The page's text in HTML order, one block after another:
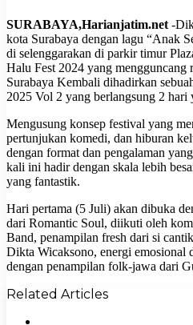
SURABAYA,Harianjatim.net -
kota Surabaya dengan lagu “Anak
di selenggarakan di parkir timur
Halu Fest 2024 yang mengguncang
Surabaya Kembali dihadirkan
2025 Vol 2 yang berlangsung 2
Mengusung konsep festival yang
pertunjukan komedi, dan hiburan
dengan format dan pengalaman
kali ini hadir dengan skala lebih
yang fantastik.
Hari pertama (5 Juli) akan dibuka
dari Romantic Soul, diikuti oleh
Band, penampilan fresh dari si
Dikta Wicaksono, energi emosional
dengan penampilan folk-jawa dari
Related Articles